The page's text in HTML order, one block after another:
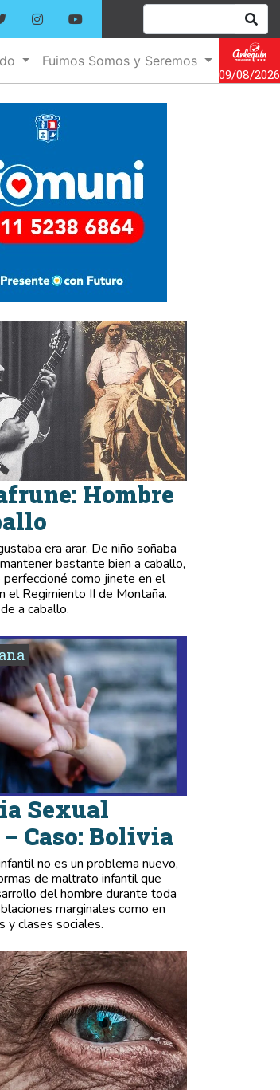
Fuimos Somos y Seremos
09/08/2026
Hombre
era arar. De niño soñaba
bastante bien a caballo,
como jinete en el
el Regimiento II de Montaña.
a caballo.
Sexual
Caso: Bolivia
no es un problema nuevo,
de maltrato infantil que
del hombre durante toda
marginales como en
y clases sociales.